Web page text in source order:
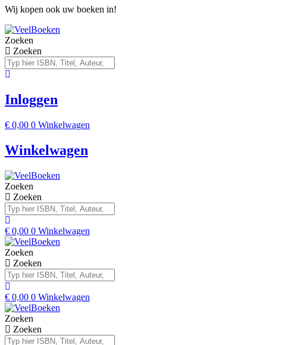
Wij kopen ook uw boeken in!
Zoeken
Zoeken
Inloggen
€ 0,00 0 Winkelwagen
Winkelwagen
Zoeken
Zoeken
€ 0,00 0 Winkelwagen
Zoeken
Zoeken
€ 0,00 0 Winkelwagen
Zoeken
Zoeken